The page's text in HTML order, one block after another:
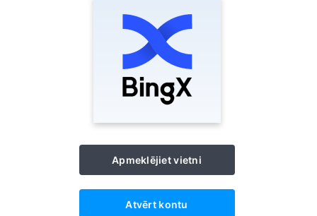
Apmeklējiet vietni
Atvērt kontu